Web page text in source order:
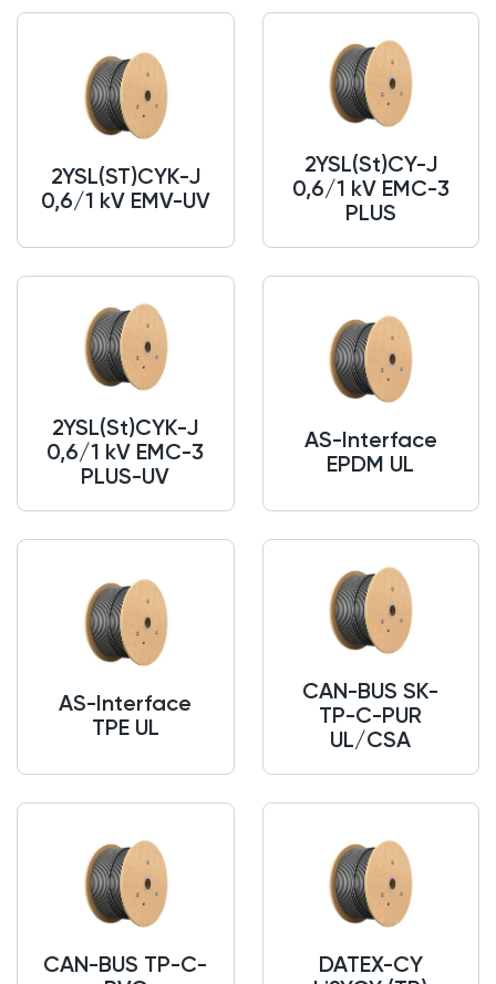
2YSL(ST)CYK-J
0,6/1 kV EMV-UV
2YSL(St)CY-J
0,6/1 kV EMC-3
PLUS
2YSL(St)CYK-J
0,6/1 kV EMC-3
PLUS-UV
AS-Interface
EPDM UL
AS-Interface
TPE UL
CAN-BUS SK-
TP-C-PUR
UL/CSA
CAN-BUS TP-C-
DATEX-CY